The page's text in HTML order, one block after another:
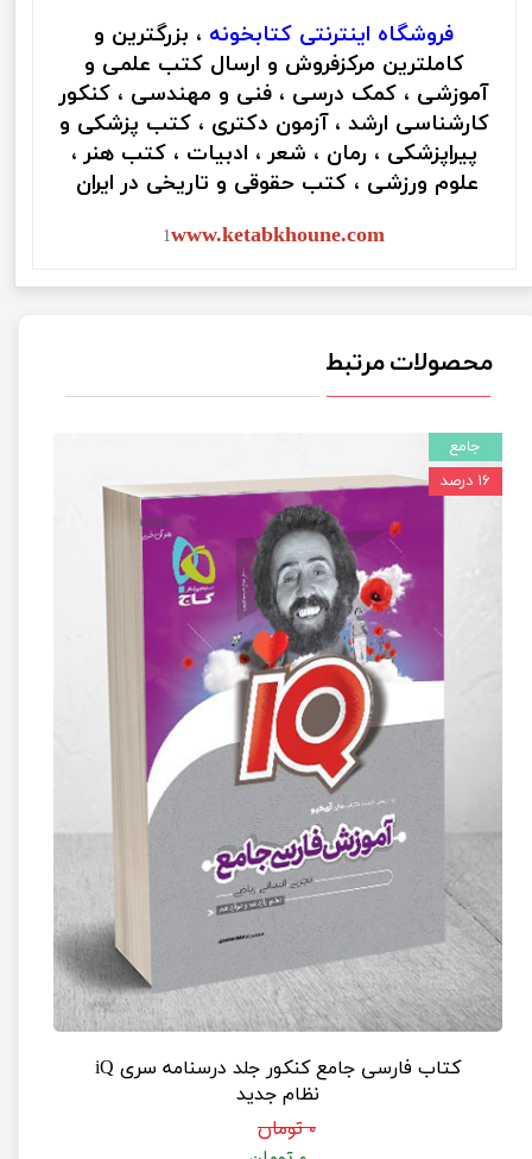
فروشگاه اینترنتی کتابخونه ، بزرگترین و
کاملترین مرکزفروش و ارسال کتب علمی و
آموزشی ، کمک درسی ، فنی و مهندسی ، کنکور
کارشناسی ارشد ، آزمون دکتری ، کتب پزشکی و
پیراپزشکی ، رمان ، شعر ، ادبیات ، کتب هنر ،
علوم ورزشی ، کتب حقوقی و تاریخی در ایران
1www.ketabkhoune.com
محصولات مرتبط
کتاب فارسی جامع کنکور جلد درسنامه سری iQ
نظام جدید
۰ تومان
جامع
۱۶ درصد